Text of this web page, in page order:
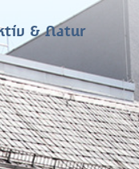
& Natur